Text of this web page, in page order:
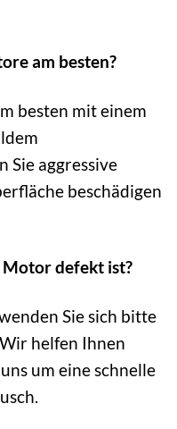
am besten?
besten mit einem
Sie aggressive
beschädigen
Motor defekt ist?
Sie sich bitte
helfen Ihnen
um eine schnelle